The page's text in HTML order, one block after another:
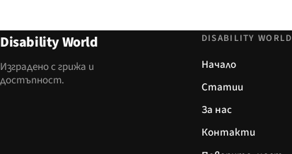
Disability World
Изградено с грижа и
достъпност.
DISABILITY WORLD
Начало
Статии
За нас
Контакти